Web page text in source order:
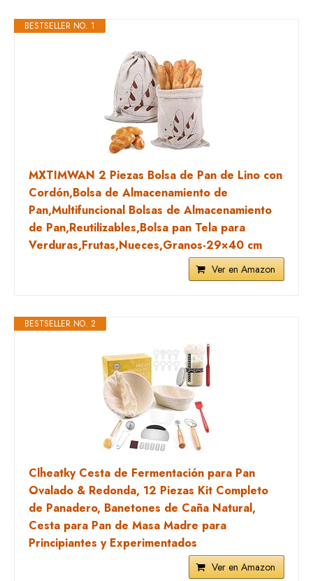
BESTSELLER NO. 1
MXTIMWAN 2 Piezas Bolsa de Pan de Lino con
Cordón,Bolsa de Almacenamiento de
Pan,Multifuncional Bolsas de Almacenamiento
de Pan,Reutilizables,Bolsa pan Tela para
Verduras,Frutas,Nueces,Granos-29×40 cm
Ver en Amazon
BESTSELLER NO. 2
Clheatky Cesta de Fermentación para Pan
Ovalado & Redonda, 12 Piezas Kit Completo
de Panadero, Banetones de Caña Natural,
Cesta para Pan de Masa Madre para
Principiantes y Experimentados
Ver en Amazon